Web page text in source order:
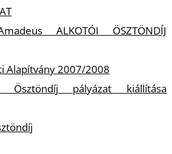
ALKOTÓI ÖSZTÖNDÍJ
Alapítvány 2007/2008
Ösztöndíj pályázat kiállítása